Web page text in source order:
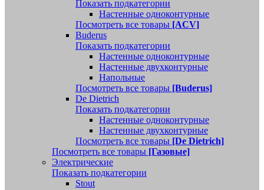
Показать подкатегории
Настенные одноконтурные
Посмотреть все товары [ACV]
Buderus
Показать подкатегории
Настенные одноконтурные
Настенные двухконтурные
Напольные
Посмотреть все товары [Buderus]
De Dietrich
Показать подкатегории
Настенные одноконтурные
Настенные двухконтурные
Посмотреть все товары [De Dietrich]
Посмотреть все товары [Газовые]
Электрические
Показать подкатегории
Stout